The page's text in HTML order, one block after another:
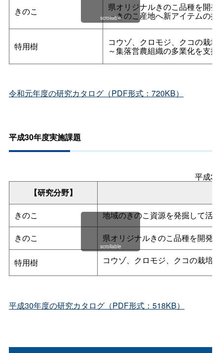
きのこ 県オリジナルきのこ品種を開発
～きのこ産地へ新アイテムの
特用樹 コウゾ、クロモジ、クコの栽
～集落営農組織の多業化を支
scrollable
令和元年度の研究カタログ（PDF形式：720KB）
平成30年度実施課題
平成
【研究分野】
きのこ
地域のきのこ資源を発掘して活
きのこ
県オリジナルきのこ品種を開発
特用樹 コウゾ、クロモジ、クコの栽培
scrollable
平成30年度の研究カタログ（PDF形式：518KB）